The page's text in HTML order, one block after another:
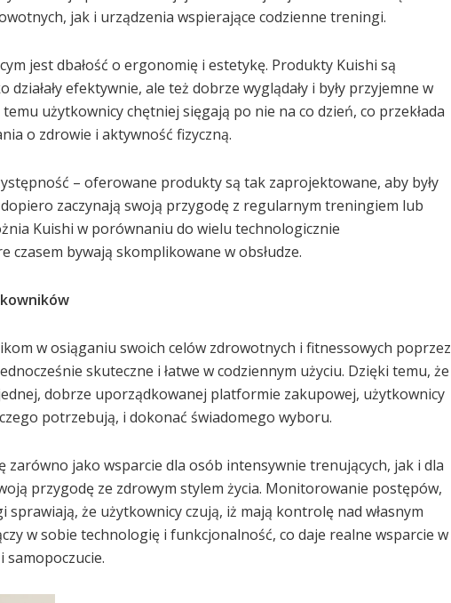
jak i urządzenia wspierające codzienne treningi.
jest dbałość o ergonomię i estetykę. Produkty Kuishi są
efektywnie, ale też dobrze wyglądały i były przyjemne w
użytkownicy chętniej sięgają po nie na co dzień, co przekłada
o zdrowie i aktywność fizyczną.
– oferowane produkty są tak zaprojektowane, aby były
zaczynają swoją przygodę z regularnym treningiem lub
Kuishi w porównaniu do wielu technologicznie
czasem bywają skomplikowane w obsłudze.
w osiąganiu swoich celów zdrowotnych i fitnessowych poprzez
skuteczne i łatwe w codziennym użyciu. Dzięki temu, że
dobrze uporządkowanej platformie zakupowej, użytkownicy
potrzebują, i dokonać świadomego wyboru.
zarówno jako wsparcie dla osób intensywnie trenujących, jak i dla
przygodę ze zdrowym stylem życia. Monitorowanie postępów,
sprawiają, że użytkownicy czują, iż mają kontrolę nad własnym
w sobie technologię i funkcjonalność, co daje realne wsparcie w
samopoczucie.